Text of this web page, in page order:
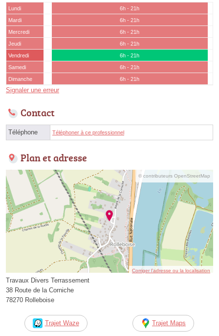
Lundi
6h - 21h
Mardi
6h - 21h
Mercredi
6h - 21h
Jeudi
6h - 21h
Vendredi
6h - 21h
Samedi
6h - 21h
Dimanche
6h - 21h
Signaler une erreur
Contact
Téléphone Téléphoner à ce professionnel
Plan et adresse
© contributeurs OpenStreetMap
Corriger l’adresse ou la localisation
Travaux Divers Terrassement
38 Route de la Corniche
78270 Rolleboise
Trajet Waze Trajet Maps